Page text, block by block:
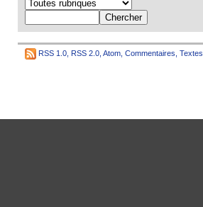
RSS 1.0 RSS 2.0 Atom Commentaires Textes